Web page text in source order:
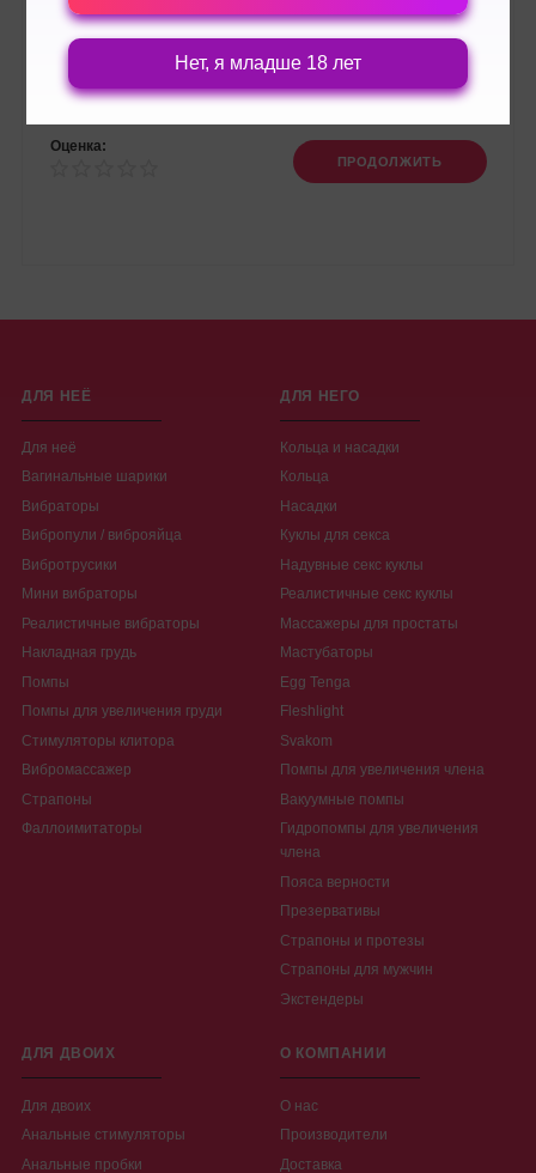
Нет, я младше 18 лет
Оценка:
ПРОДОЛЖИТЬ
ДЛЯ НЕЁ
Для неё
Вагинальные шарики
Вибраторы
Вибропули / виброяйца
Вибротрусики
Мини вибраторы
Реалистичные вибраторы
Накладная грудь
Помпы
Помпы для увеличения груди
Стимуляторы клитора
Вибромассажер
Страпоны
Фаллоимитаторы
ДЛЯ НЕГО
Кольца и насадки
Кольца
Насадки
Куклы для секса
Надувные секс куклы
Реалистичные секс куклы
Массажеры для простаты
Мастубаторы
Egg Tenga
Fleshlight
Svakom
Помпы для увеличения члена
Вакуумные помпы
Гидропомпы для увеличения
члена
Пояса верности
Презервативы
Страпоны и протезы
Страпоны для мужчин
Экстендеры
ДЛЯ ДВОИХ
Для двоих
Анальные стимуляторы
Анальные пробки
О КОМПАНИИ
О нас
Производители
Доставка